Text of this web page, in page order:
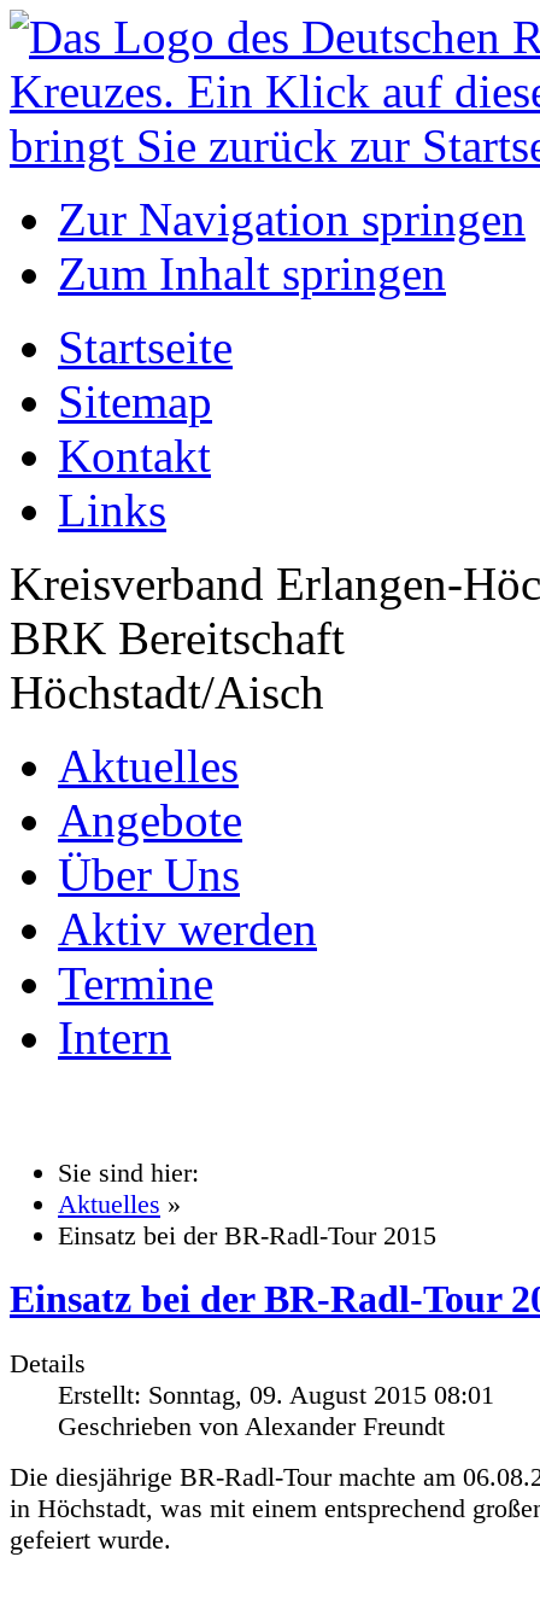
Zur Navigation springen
Zum Inhalt springen
Startseite
Sitemap
Kontakt
Links
Kreisverband Erlangen-
BRK Bereitschaft
Höchstadt/Aisch
Aktuelles
Angebote
Über Uns
Aktiv werden
Termine
Intern
Sie sind hier:
Aktuelles »
Einsatz bei der BR-Radl-Tour 2015
Einsatz bei der BR-Radl-Tour
Details
Erstellt: Sonntag, 09. August 2015 08:01
Geschrieben von Alexander Freundt
Die diesjährige BR-Radl-Tour machte am
in Höchstadt, was mit einem entsprechend
gefeiert wurde.